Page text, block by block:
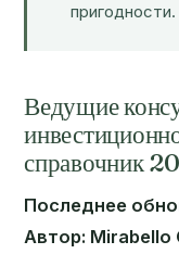
пригодности.
Ведущие
справочник
Последнее
Автор: Mirabello